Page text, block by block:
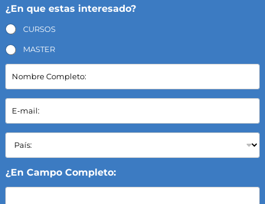
¿En que estas interesado?
CURSOS
MASTER
N
m
b
e
C
m
p
l
e
E
m
a
l
*
P
í
s
¿En Campo Completo: